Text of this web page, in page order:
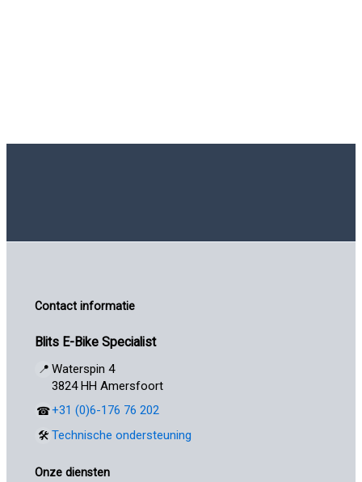
Contact informatie
Blits E-Bike Specialist
📍 Waterspin 4
3824 HH Amersfoort
☎+31 (0)6-176 76 202
🛠 Technische ondersteuning
Onze diensten